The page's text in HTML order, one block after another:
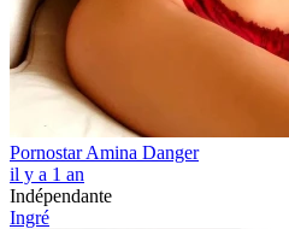
Pornostar Amina Danger
il y a 1 an
Indépendante
Ingré